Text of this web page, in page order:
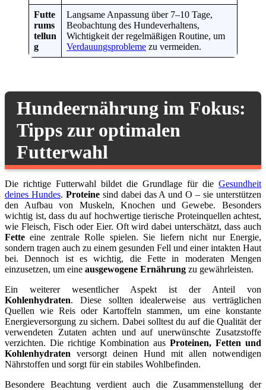
Futte
rums
tellun
g
Langsame Anpassung über 7–10 Tage,
Beobachtung des Hundeverhaltens,
Wichtigkeit der regelmäßigen Routine, um
Verdauungsprobleme zu vermeiden.
Hundeernährung im Fokus:
Tipps zur optimalen
Futterwahl
Die richtige Futterwahl bildet die Grundlage für die Gesundheit
deines Hundes. Proteinesind dabei das A und O – sie unterstützen
den Aufbau von Muskeln, Knochen und Gewebe. Besonders
wichtig ist, dass du auf hochwertige tierische Proteinquellen achtest,
wie Fleisch, Fisch oder Eier. Oft wird dabei unterschätzt, dass auch
Fette eine zentrale Rolle spielen. Sie liefern nicht nur Energie,
sondern tragen auch zu einem gesunden Fell und einer intakten Haut
bei. Dennoch ist es wichtig, die Fette in moderaten Mengen
einzusetzen, um eine ausgewogene Ernährung zu gewährleisten.
Ein weiterer wesentlicher Aspekt ist der Anteil von
Kohlenhydraten. Diese sollten idealerweise aus verträglichen
Quellen wie Reis oder Kartoffeln stammen, um eine konstante
Energieversorgung zu sichern. Dabei solltest du auf die Qualität der
verwendeten Zutaten achten und auf unerwünschte Zusatzstoffe
verzichten. Die richtige Kombination aus Proteinen, Fetten und
Kohlenhydraten versorgt deinen Hund mit allen notwendigen
Nährstoffen und sorgt für ein stabiles Wohlbefinden.
Besondere Beachtung verdient auch die Zusammenstellung der